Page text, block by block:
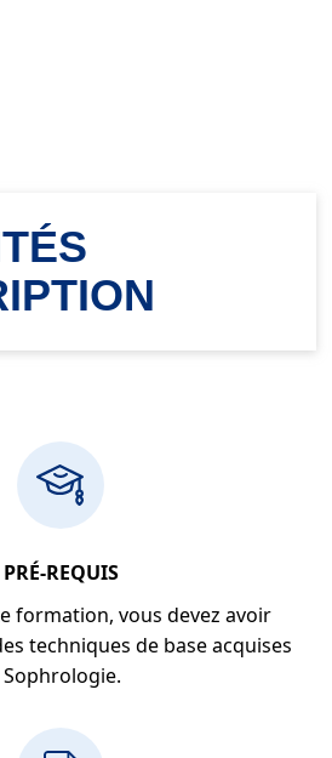
PRÉ-REQUIS
formation, vous devez avoir
techniques de base acquises